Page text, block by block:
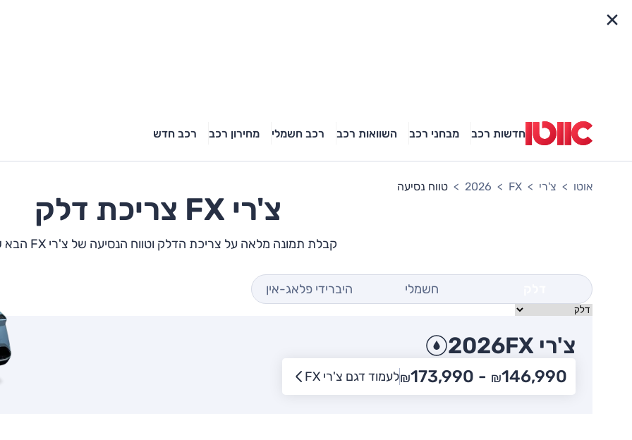
חדשות רכב מבחני רכב השוואות רכב רכב חשמלי מחירון רכב רכב חדש
אוטו צ'רי FX
2026 טווח נסיעה
צ'רי FX צריכת דלק
קבלת תמונה מלאה על צריכת הדלק וטווח הנסיעה של צ'רי FX הבא שלך
חשמלי היברידי פלאג-אין
צ'רי FX 2026
₪146,990 -
₪173,990 לעמוד דגם צ'רי FX